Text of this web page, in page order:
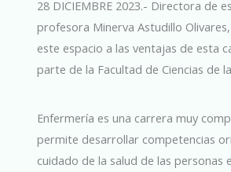
28 DICIEMBRE 2023.- Directora de
profesora Minerva Astudillo
este espacio a las ventajas de esta
parte de la Facultad de Ciencias de
Enfermería es una carrera muy
permite desarrollar competencias
cuidado de la salud de las personas